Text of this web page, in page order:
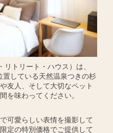
トリート・ハウス）は、
している天然温泉つきの杉
友人、そして大切なペット
を味わってください。
可愛らしい表情を撮影して
定の特別価格でご提供して